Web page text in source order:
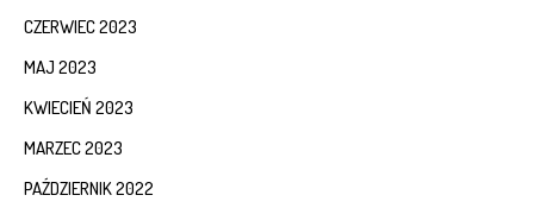
CZERWIEC 2023
MAJ 2023
KWIECIEŃ 2023
MARZEC 2023
PAŹDZIERNIK 2022